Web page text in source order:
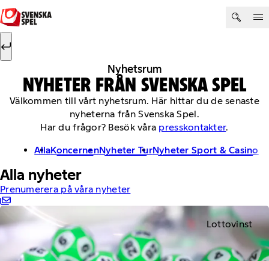
Hoppa till innehåll
Sök efter:
Nyhetsrum
NYHETER FRÅN SVENSKA SPEL
Välkommen till vårt nyhetsrum. Här hittar du de senaste
nyheterna från Svenska Spel.
Har du frågor? Besök våra presskontakter.
AllaKoncernenNyheter TurNyheter Sport & Casino
Alla nyheter
Prenumerera på våra nyheter
Lottovinst